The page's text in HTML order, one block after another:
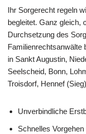
Ihr Sorgerecht regeln
begleitet. Ganz gleich,
Durchsetzung des
Familienrechtsanwälte
in Sankt Augustin,
Seelscheid, Bonn,
Troisdorf, Hennef
Unverbindliche
Schnelles Vorgehen